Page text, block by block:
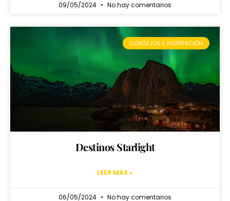
09/05/2024 No hay comentarios
CONSEJOS E INSPIRACIÓN
Destinos Starlight
LEER MÁS »
06/05/2024 No hay comentarios